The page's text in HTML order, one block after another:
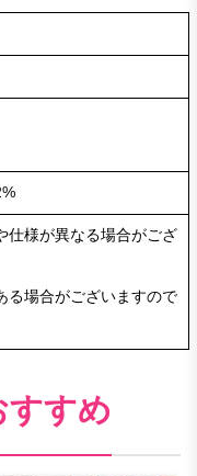
仕様が異なる場合がござ
る場合がございますので
すすめ